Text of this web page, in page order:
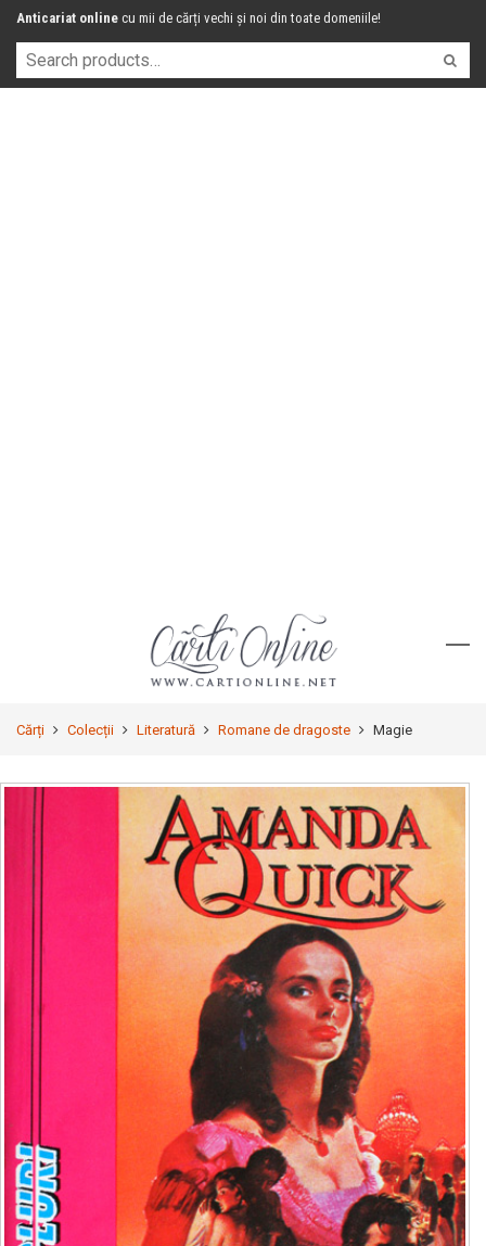
Anticariat online cu mii de cărți vechi și noi din toate domeniile!
Cărți Colecții Literatură Romane de dragoste Magie